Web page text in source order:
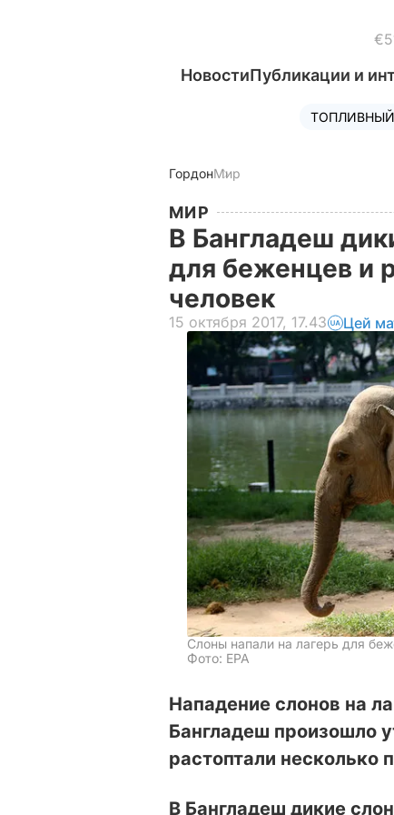
НовостиПубликации и
ГордонМир
МИР
В Бангладеш
для беженцев и
человек
15 октября 2017, 17.43 Цей
Слоны напали на лагерь для
Фото: EPA
Нападение слонов на
Бангладеш произошло
растоптали несколько
В Бангладеш дикие